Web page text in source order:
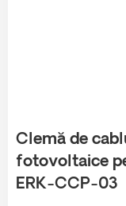
Clemă de
fotovoltaice
ERK-CCP-03